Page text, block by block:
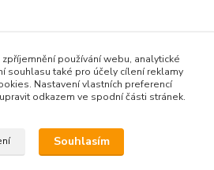
používání webu, analytické
souhlasu také pro účely cílení reklamy
Nastavení vlastních preferencí
odkazem ve spodní části stránek.
Souhlasím